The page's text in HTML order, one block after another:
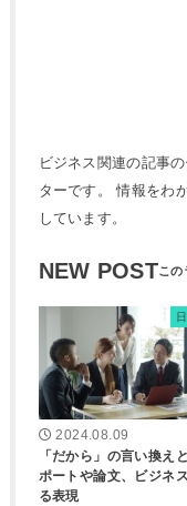
ビジネス関連の記事
ターです。 情報をわ
しています。
NEW POST
2024.08.09
「だから」の言い換え
ポートや論文、ビジネ
る表現